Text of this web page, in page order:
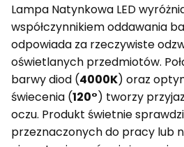
Lampa Natynkowa LED
współczynnikiem oddawania
odpowiada za rzeczywiste
oświetlanych przedmiotów.
barwy diod (4000K) oraz
świecenia (120°) tworzy
oczu. Produkt świetnie
przeznaczonych do pracy lub